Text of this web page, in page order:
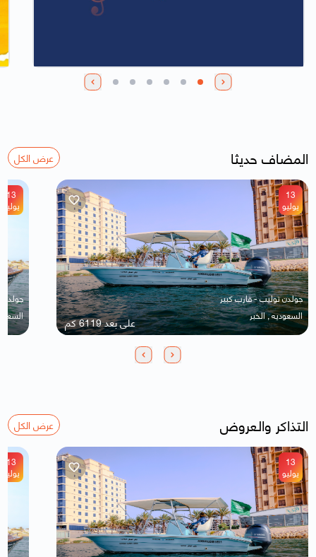
المضاف حديثا عرض الكل
13
يوليو
جولدن توليب - قارب كبير
السعوديه , الخبر
على بعد 6119 كم
13
يوليو
التذاكر والعروض عرض الكل
13
يوليو
13
يوليو